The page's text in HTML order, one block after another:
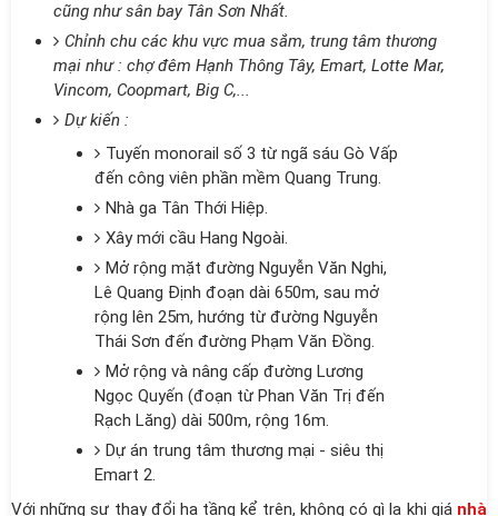
cũng như sân bay Tân Sơn Nhất.
Chỉnh chu các khu vực mua sắm, trung tâm thương
mại như : chợ đêm Hạnh Thông Tây, Emart, Lotte Mar,
Vincom, Coopmart, Big C,...
Dự kiến :
Tuyến monorail số 3 từ ngã sáu Gò Vấp
đến công viên phần mềm Quang Trung.
Nhà ga Tân Thới Hiệp.
Xây mới cầu Hang Ngoài.
Mở rộng mặt đường Nguyễn Văn Nghi,
Lê Quang Định đoạn dài 650m, sau mở
rộng lên 25m, hướng từ đường Nguyễn
Thái Sơn đến đường Phạm Văn Đồng.
Mở rộng và nâng cấp đường Lương
Ngọc Quyến (đoạn từ Phan Văn Trị đến
Rạch Lăng) dài 500m, rộng 16m.
Dự án trung tâm thương mại - siêu thị
Emart 2.
Với những sự thay đổi hạ tầng kể trên, không có gì lạ khi giá nhà